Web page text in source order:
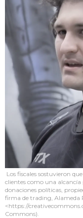
Los fiscales sostuvieron
clientes como una alcancía
donaciones políticas,
firma de trading, Alameda
<https://
Commons).